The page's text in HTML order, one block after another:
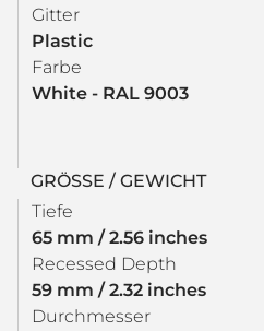
Gitter
Plastic
Farbe
White - RAL 9003
GRÖSSE / GEWICHT
Tiefe
65 mm / 2.56 inches
Recessed Depth
59 mm / 2.32 inches
Durchmesser